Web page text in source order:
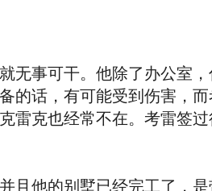
事可干。他除了办公室，
的话，有可能受到伤害，
雷克也经常不在。考雷签过
他的别墅已经完工了，是